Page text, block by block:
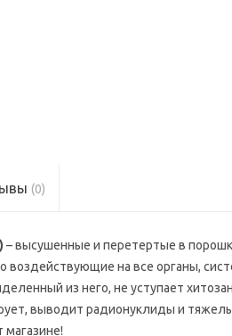
(0)
– высушенные и перетертые в
воздействующие на все органы,
из него, не уступает
выводит радионуклиды и
магазине!